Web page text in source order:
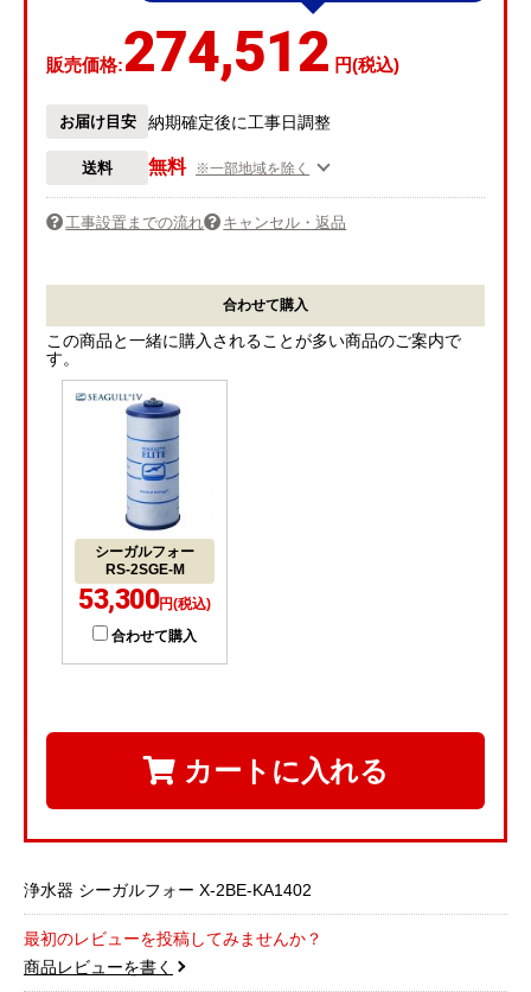
販売価格:274,512 円(税込)
お届け目安 納期確定後に工事日調整
送料 無料 ※一部地域を除く
工事設置までの流れ キャンセル・返品
合わせて購入
この商品と一緒に購入されることが多い商品のご案内で
す。
シーガルフォー
RS-2SGE-M
53,300円(税込)
合わせて購入
カートに入れる
浄水器 シーガルフォー X-2BE-KA1402
最初のレビューを投稿してみませんか？
商品レビューを書く